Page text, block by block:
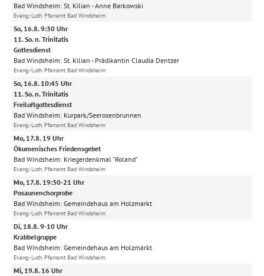
Bad Windsheim: St. Kilian Anne Barkowski
Evang.-Luth. Pfarramt Bad Windsheim
So, 16.8. 9:30 Uhr
11. So. n. Trinitatis
Gottesdienst
Bad Windsheim: St. Kilian Prädikantin Claudia Dentzer
Evang.-Luth. Pfarramt Bad Windsheim
So, 16.8. 10:45 Uhr
11. So. n. Trinitatis
Freiluftgottesdienst
Bad Windsheim: Kurpark/Seerosenbrunnen
Evang.-Luth. Pfarramt Bad Windsheim
Mo, 17.8. 19 Uhr
Ökumenisches Friedensgebet
Bad Windsheim: Kriegerdenkmal "Roland"
Evang.-Luth. Pfarramt Bad Windsheim
Mo, 17.8. 19:30-21 Uhr
Posaunenchorprobe
Bad Windsheim: Gemeindehaus am Holzmarkt
Evang.-Luth. Pfarramt Bad Windsheim
Di, 18.8. 9-10 Uhr
Krabbelgruppe
Bad Windsheim: Gemeindehaus am Holzmarkt
Evang.-Luth. Pfarramt Bad Windsheim
Mi, 19.8. 16 Uhr